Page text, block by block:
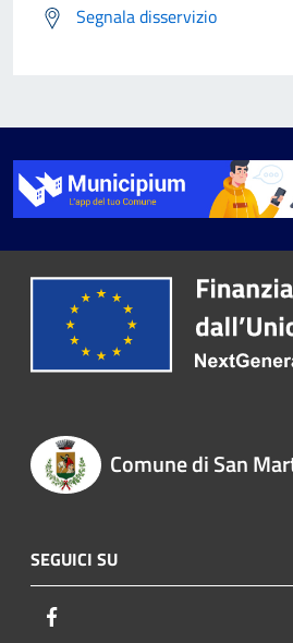
Segnala disservizio
Comune di San
SEGUICI SU